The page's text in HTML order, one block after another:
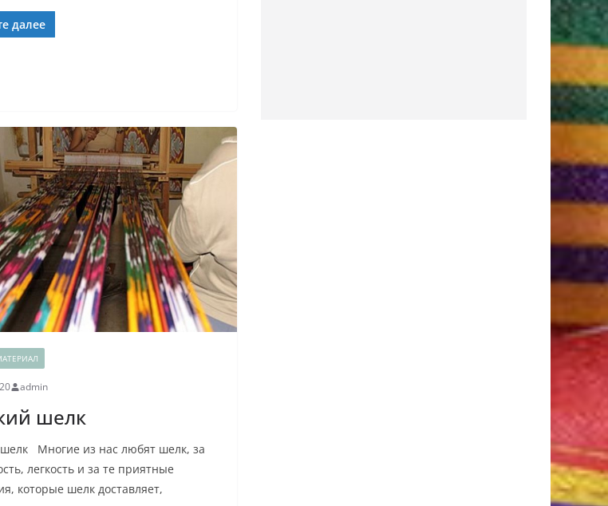
далее
admin
шелк
Многие из нас любят шелк, за
легкость и за те приятные
которые шелк доставляет,